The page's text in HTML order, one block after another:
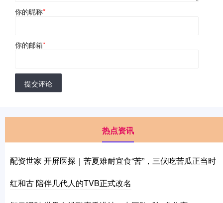
你的昵称*
你的邮箱*
提交评论
热点资讯
配资世家 开屏医探｜苦夏难耐宜食“苦”，三伏吃苦瓜正当时
红和古 陪伴几代人的TVB正式改名